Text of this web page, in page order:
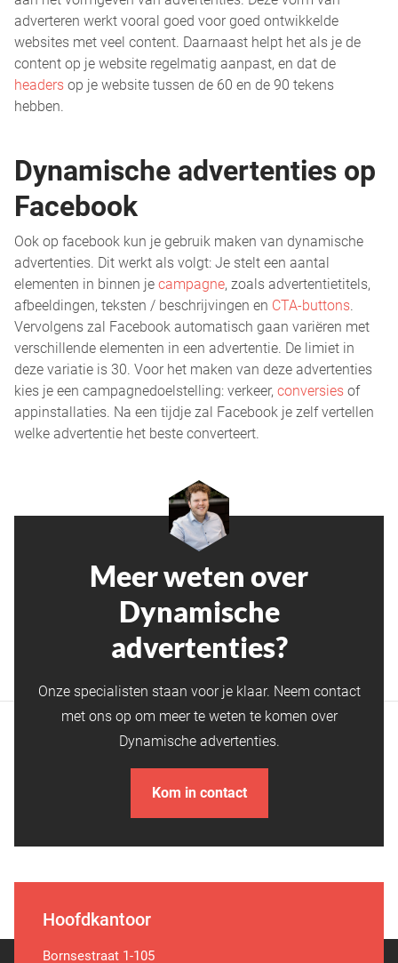
adverteren werkt vooral goed voor goed ontwikkelde
websites met veel content. Daarnaast helpt het als je de
content op je website regelmatig aanpast, en dat de
headers op je website tussen de 60 en de 90 tekens
hebben.
Dynamische advertenties op
Facebook
Ook op facebook kun je gebruik maken van dynamische
advertenties. Dit werkt als volgt: Je stelt een aantal
elementen in binnen je campagne, zoals advertentietitels,
afbeeldingen, teksten / beschrijvingen en CTA-buttons.
Vervolgens zal Facebook automatisch gaan variëren met
verschillende elementen in een advertentie. De limiet in
deze variatie is 30. Voor het maken van deze advertenties
kies je een campagnedoelstelling: verkeer, conversies of
appinstallaties. Na een tijdje zal Facebook je zelf vertellen
welke advertentie het beste converteert.
Meer weten over
Dynamische
advertenties?
Onze specialisten staan voor je klaar. Neem contact
met ons op om meer te weten te komen over
Dynamische advertenties.
Kom in contact
Hoofdkantoor
Bornsestraat 1-105